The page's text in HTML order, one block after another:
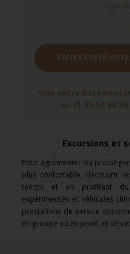
* (prix
FAITES CRÉER
Une autre date vous
au 01 73 54 98
Excursions et
Pour agrémenter ou
plus confortable, découvrir
temps et en profitant du
expérimentés et véhicules
prestations de service
en groupe ou en privé, et des